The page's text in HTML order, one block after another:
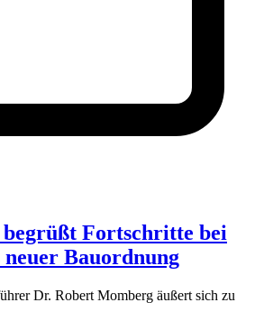
Fortschritte bei
Bauordnung
Dr. Robert Momberg äußert sich zu